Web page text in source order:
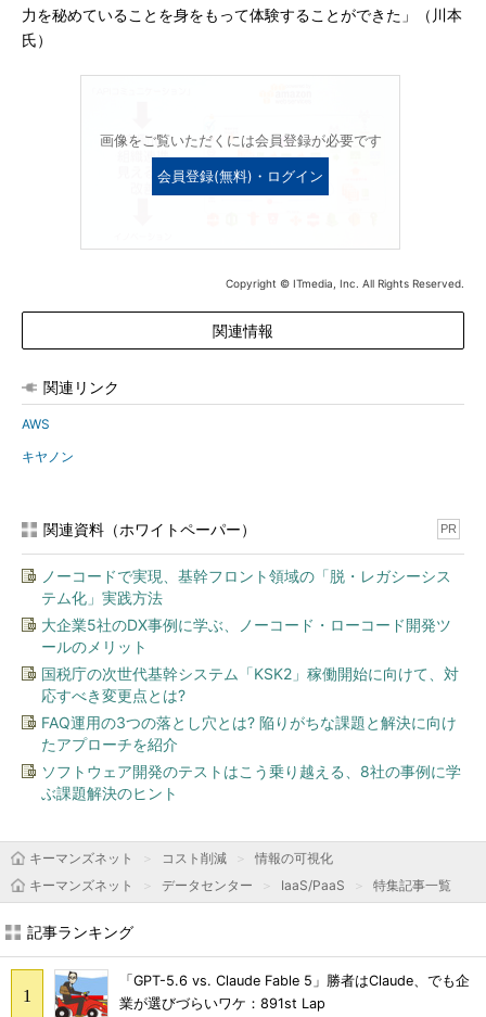
力を秘めていることを身をもって体験することができた」（川本
氏）
画像をご覧いただくには会員登録が必要です
会員登録(無料)・ログイン
Copyright © ITmedia, Inc. All Rights Reserved.
関連情報
関連リンク
AWS
キヤノン
関連資料（ホワイトペーパー） PR
ノーコードで実現、基幹フロント領域の「脱・レガシーシス
テム化」実践方法
大企業5社のDX事例に学ぶ、ノーコード・ローコード開発ツ
ールのメリット
国税庁の次世代基幹システム「KSK2」稼働開始に向けて、対
応すべき変更点とは?
FAQ運用の3つの落とし穴とは? 陥りがちな課題と解決に向け
たアプローチを紹介
ソフトウェア開発のテストはこう乗り越える、8社の事例に学
ぶ課題解決のヒント
キーマンズネット コスト削減
情報の可視化
キーマンズネット
データセンター IaaS/PaaS 特集記事一覧
記事ランキング
「GPT-5.6 vs. Claude Fable 5」勝者はClaude、でも企
業が選びづらいワケ：891st Lap